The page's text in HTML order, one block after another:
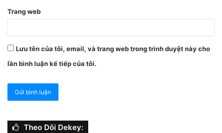
Trang web
Lưu tên của tôi, email, và trang web trong trình duyệt này cho
lần bình luận kế tiếp của tôi.
Theo Dõi Dekey: